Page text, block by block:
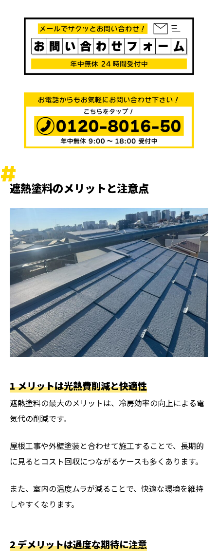
遮熱塗料のメリットと注意点
1 メリットは光熱費削減と快適性
遮熱塗料の最大のメリットは、冷房効率の向上による電
気代の削減です。
屋根工事や外壁塗装と合わせて施工することで、長期的
に見るとコスト回収につながるケースも多くあります。
また、室内の温度ムラが減ることで、快適な環境を維持
しやすくなります。
2 デメリットは過度な期待に注意